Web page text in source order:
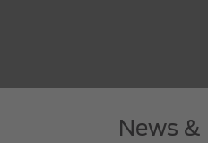
News &